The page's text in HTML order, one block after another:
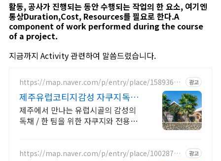
활동, 공사가 진행되는 동안 수행되는 작업의 한 요소, 여기엔
통상Duration,Cost, Resources를 필요로 한다.A
component of work performed during the course
of a project.
지금까지 Activity 관련하여 말씀드렸습니다.
https://map.naver.com/p/entry/place/15893686
광고
제주유럽코티지감성 자쿠지독채
프라이빗 제주여행, 유럽감성
제주에서 만나는 유럽시골의 감성의
독채 / 한 팀을 위한 자쿠지와 전용온
쿠지와 전용온실바베큐
https://map.naver.com/p/entry/place/10028778
광고